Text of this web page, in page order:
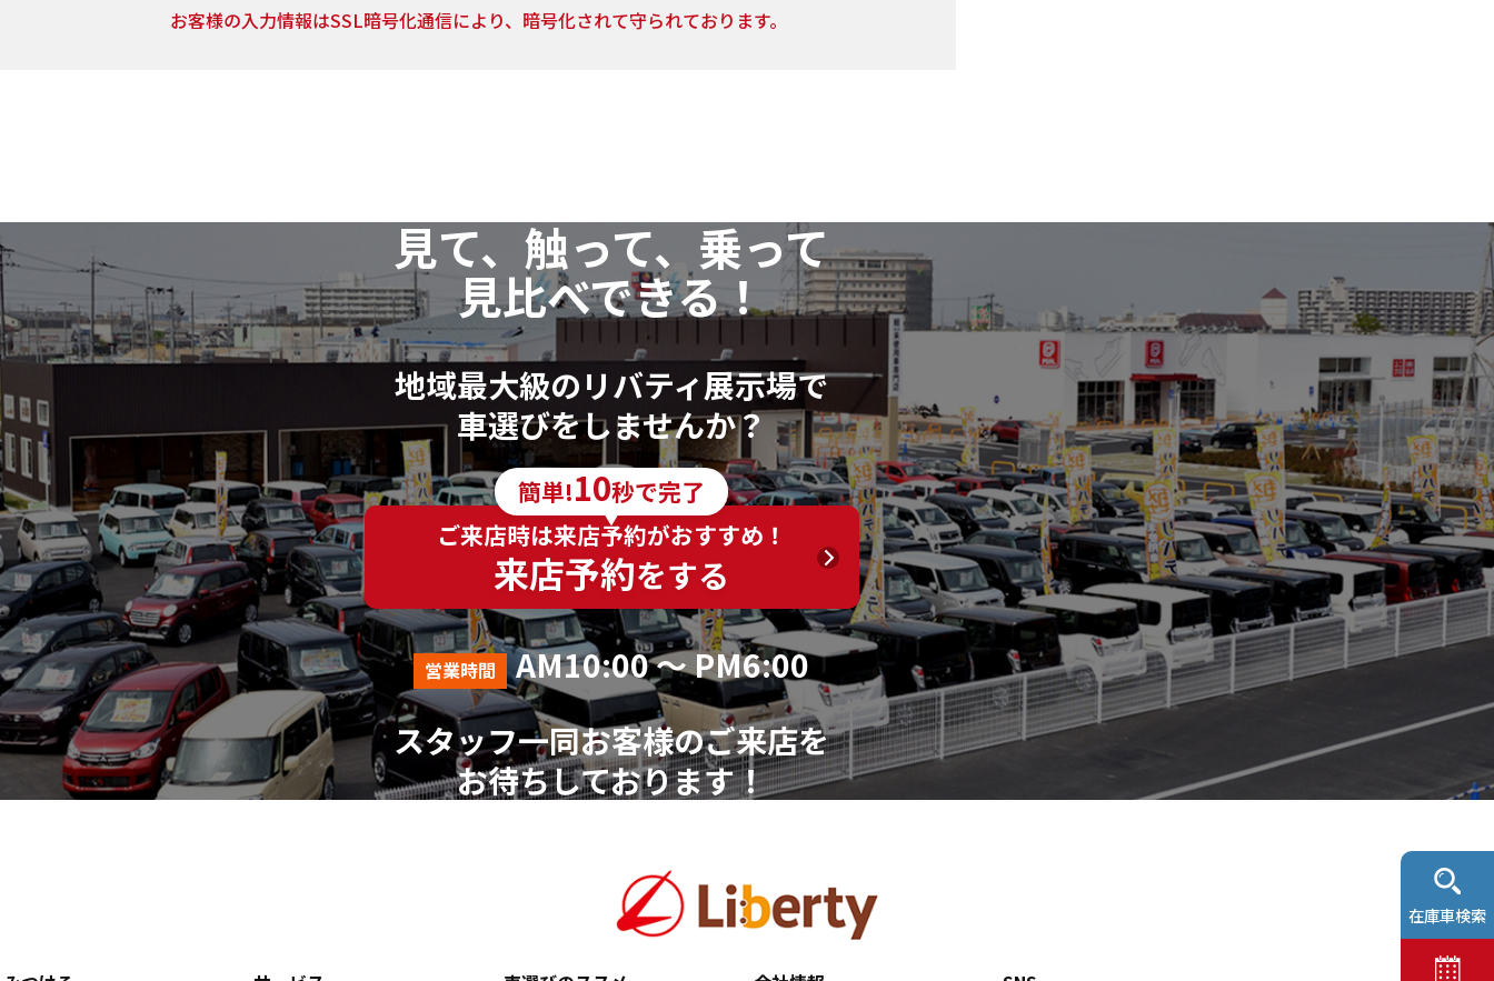
ご入力は任意ですが、ご入力いただけない項目やご入力いただいた個人情報に漏れや誤りがあった場合、資料
請求およびお問合せに対する回答が出来ない場合がございます。
7．その他
本人が容易に認識できない方法による個人情報の取得は行っておりません。
個人情報に関する相談窓口
株式会社リバティ 個人情報相談窓口(人事総務部)
〒612-8246 京都府京都市伏見区横大路芝生30番地8
（平日AM10:00～PM18:00 ※土、日、祝、年末年始を除く）
お客様の入力情報はSSL暗号化通信により、暗号化されて守られております。
在庫車検索
見て、触って、乗って
見比べできる！
地域最大級のリバティ展示場で
車選びをしませんか？
簡単!10秒で完了
ご来店時は来店予約がおすすめ！
来店予約をする
営業時間
AM10:00 ～ PM6:00
スタッフ一同お客様のご来店を
お待ちしております！